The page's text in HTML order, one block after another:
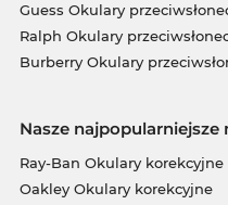
Guess Okulary
Ralph Okulary
Burberry Okulary
Nasze
Ray-Ban Okulary korekcyjne
Oakley Okulary korekcyjne